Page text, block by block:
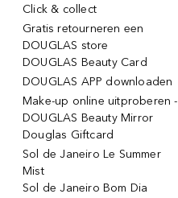
Click & collect
Gratis retourneren een
DOUGLAS store
DOUGLAS Beauty Card
DOUGLAS APP downloaden
Make-up online uitproberen -
DOUGLAS Beauty Mirror
Douglas Giftcard
Sol de Janeiro Le Summer
Mist
Sol de Janeiro Bom Dia